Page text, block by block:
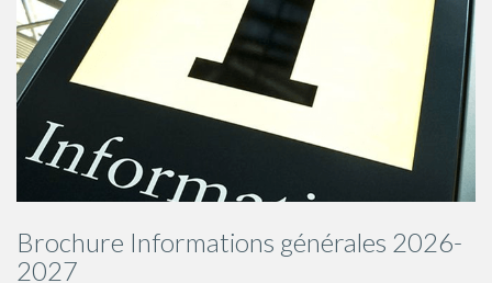
Brochure Informations générales 2026-
2027